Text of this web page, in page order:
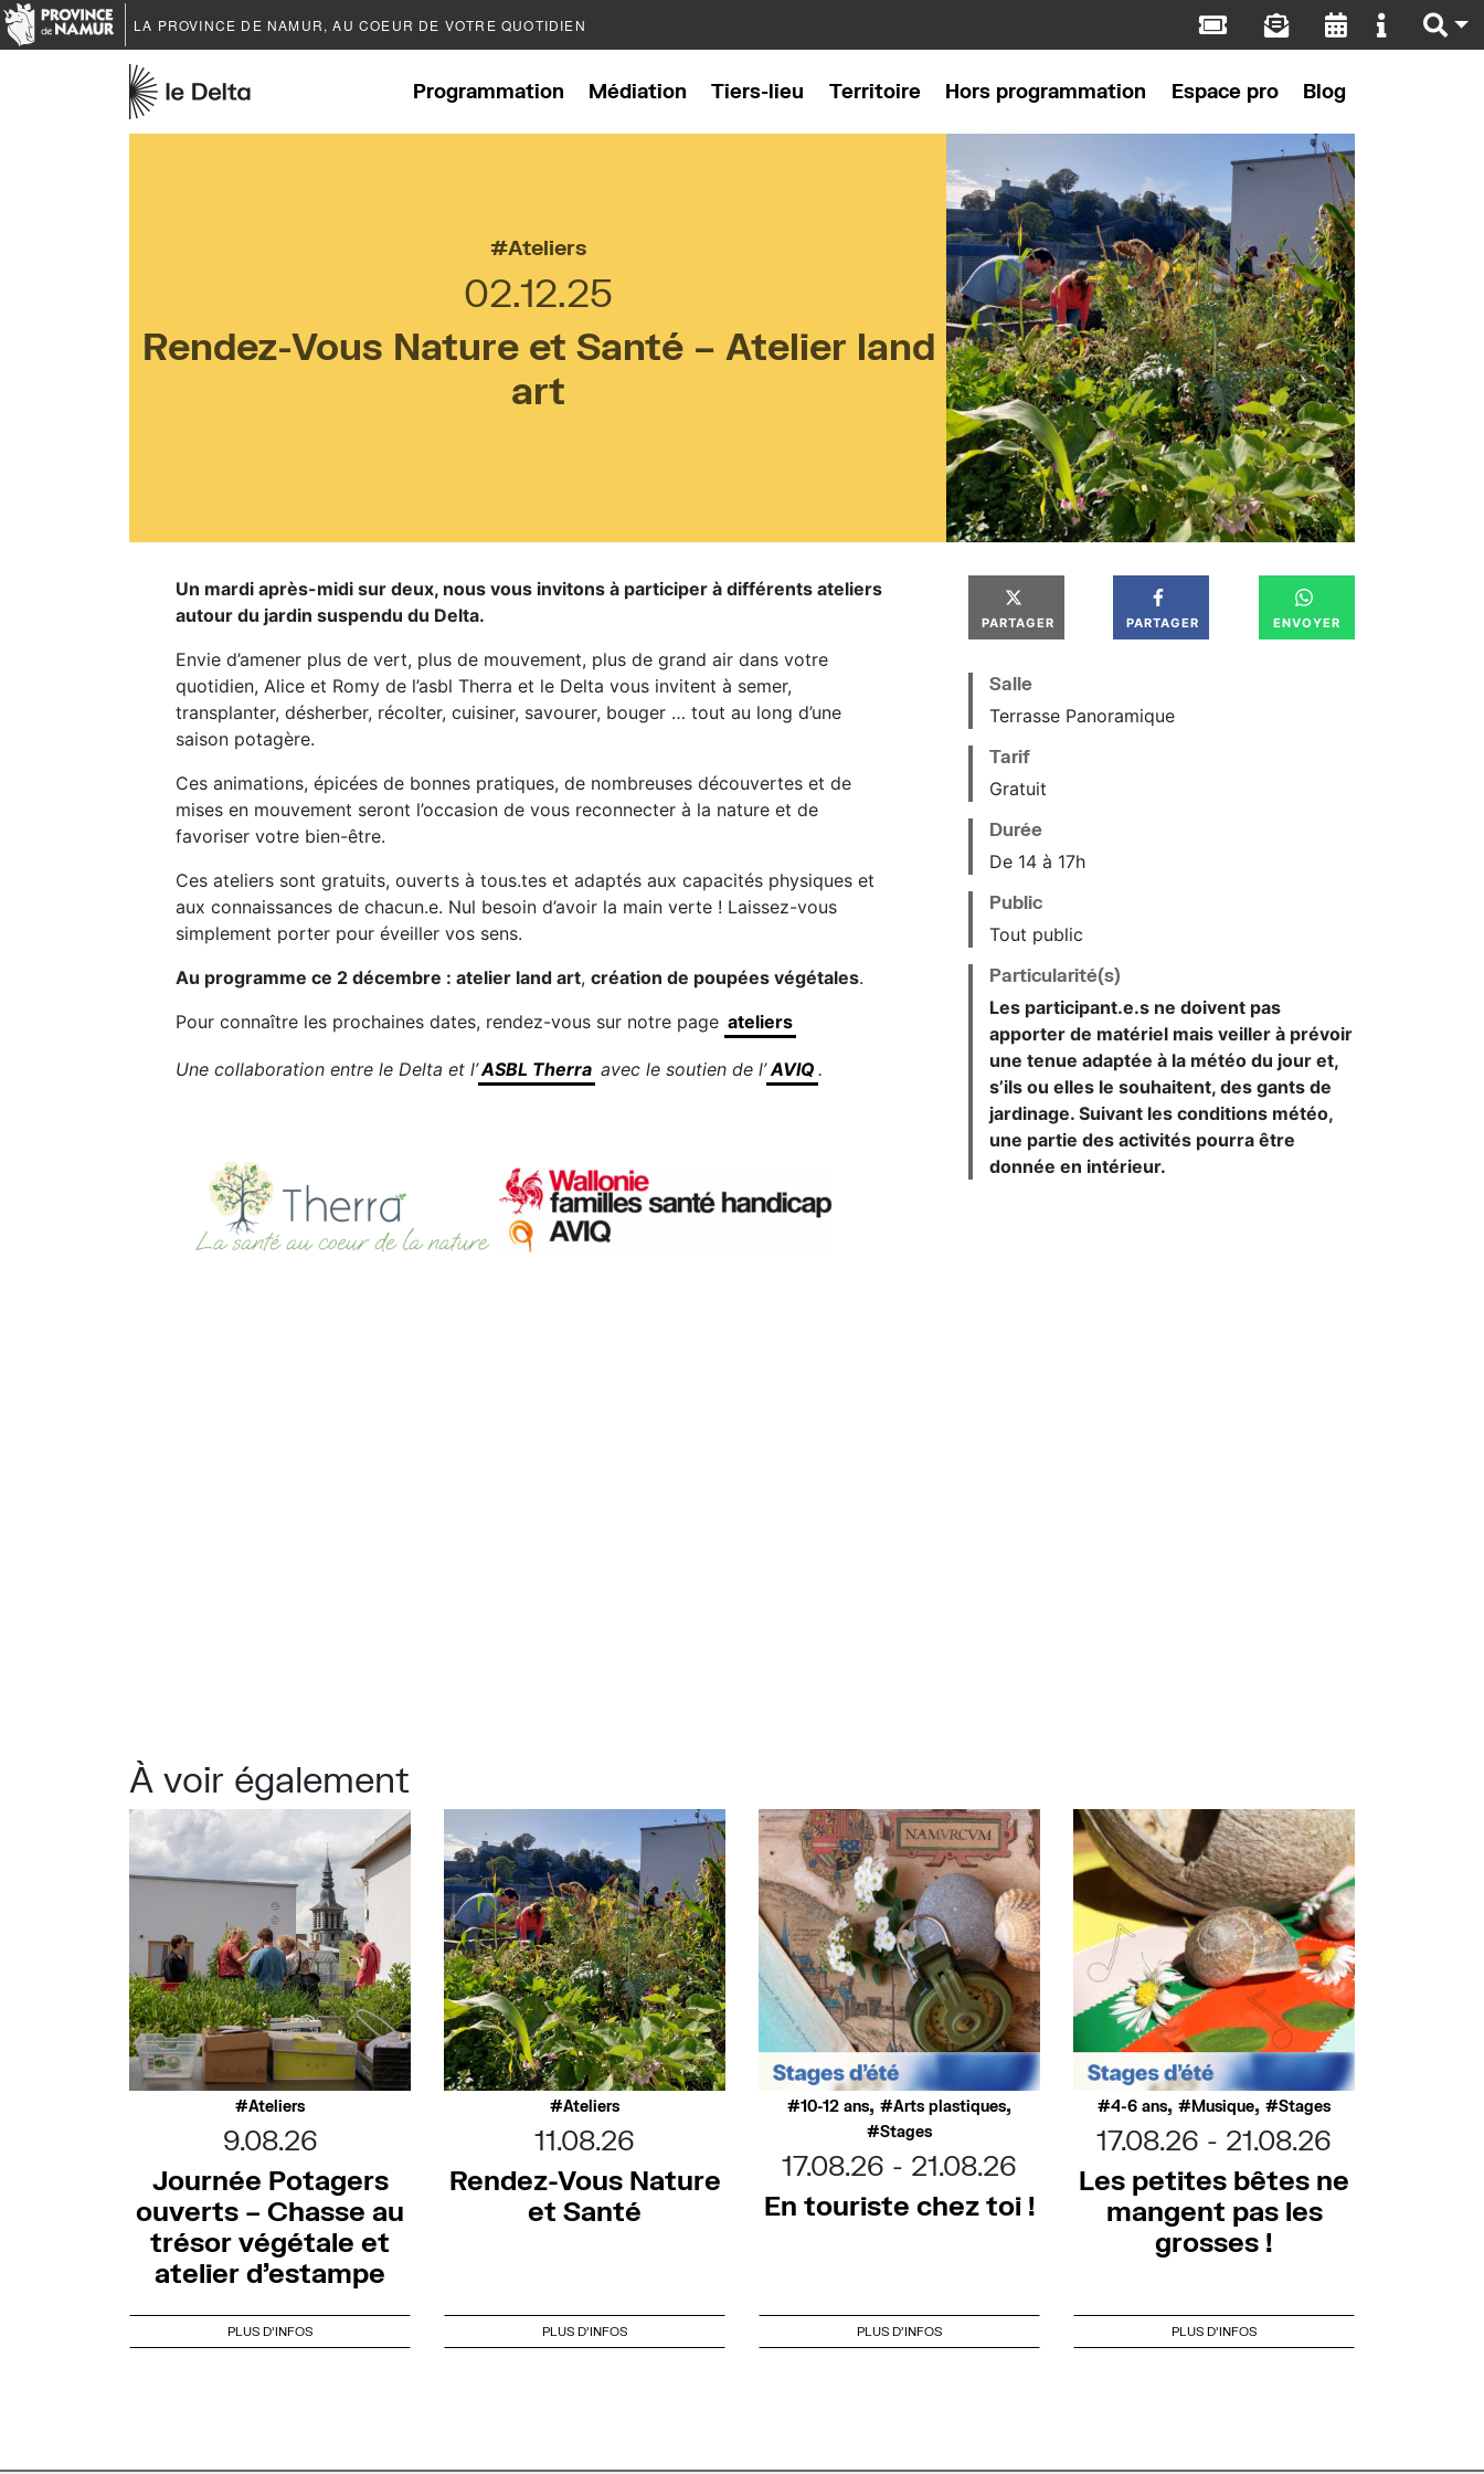
LA PROVINCE DE NAMUR, AU COEUR DE VOTRE QUOTIDIEN
Programmation Médiation Tiers-lieu Territoire Hors programmation Espace pro Blog
Ateliers
02.12.25
Rendez-Vous Nature et Santé – Atelier land
art
Un mardi après-midi sur deux, nous vous invitons à participer à différents ateliers
autour du jardin suspendu du Delta.
Envie d’amener plus de vert, plus de mouvement, plus de grand air dans votre
quotidien, Alice et Romy de l’asbl Therra et le Delta vous invitent à semer,
transplanter, désherber, récolter, cuisiner, savourer, bouger … tout au long d’une
saison potagère.
Ces animations, épicées de bonnes pratiques, de nombreuses découvertes et de
mises en mouvement seront l’occasion de vous reconnecter à la nature et de
favoriser votre bien-être.
Ces ateliers sont gratuits, ouverts à tous.tes et adaptés aux capacités physiques et
aux connaissances de chacun.e. Nul besoin d’avoir la main verte ! Laissez-vous
simplement porter pour éveiller vos sens.
Au programme ce 2 décembre : atelier land art, création de poupées végétales.
Pour connaître les prochaines dates, rendez-vous sur notre page ateliers
Une collaboration entre le Delta et l’ASBL Therra avec le soutien de l’AVIQ .
PARTAGER PARTAGER ENVOYER
Salle
Terrasse Panoramique
Tarif
Gratuit
Durée
De 14 à 17h
Public
Tout public
Particularité(s)
Les participant.e.s ne doivent pas
apporter de matériel mais veiller à prévoir
une tenue adaptée à la météo du jour et,
s’ils ou elles le souhaitent, des gants de
jardinage. Suivant les conditions météo,
une partie des activités pourra être
donnée en intérieur.
À voir également
Ateliers
9.08.26
Journée Potagers
ouverts – Chasse au
trésor végétale et
atelier d’estampe
PLUS D'INFOS
Ateliers
11.08.26
Rendez-Vous Nature
et Santé
PLUS D'INFOS
10-12 ans, Arts plastiques,
Stages
17.08.26
21.08.26
En touriste chez toi !
PLUS D'INFOS
4-6 ans, Musique, Stages
17.08.26
21.08.26
Les petites bêtes ne
mangent pas les
grosses !
PLUS D'INFOS